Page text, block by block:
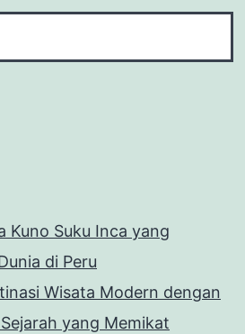
Kuno Suku Inca yang
di Peru
Wisata Modern dengan
yang Memikat